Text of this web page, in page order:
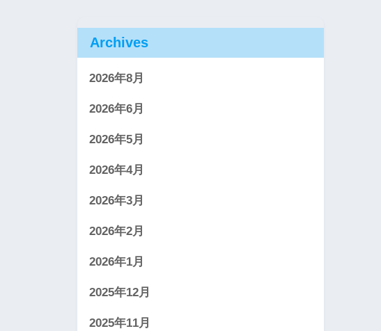
Archives
2026年8月
2026年6月
2026年5月
2026年4月
2026年3月
2026年2月
2026年1月
2025年12月
2025年11月